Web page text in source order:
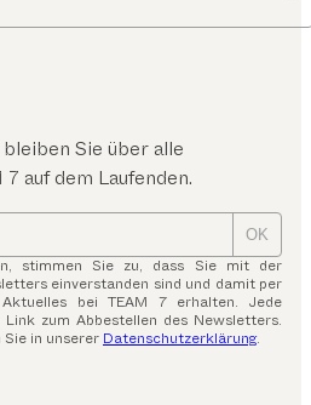
Sie über alle
auf dem Laufenden.
OK
stimmen Sie zu, dass Sie mit der
einverstanden sind und damit per
bei TEAM 7 erhalten. Jede
zum Abbestellen des Newsletters.
in unserer Datenschutzerklärung.